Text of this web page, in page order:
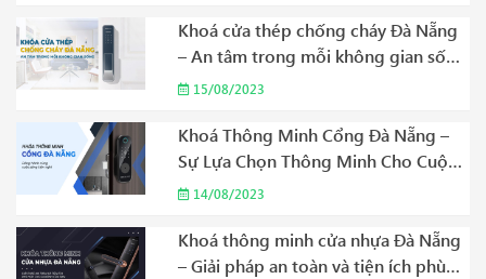
Khoá cửa thép chống cháy Đà Nẵng
– An tâm trong mỗi không gian sống
Năm 2023
15/08/2023
Khoá Thông Minh Cổng Đà Nẵng –
Sự Lựa Chọn Thông Minh Cho Cuộc
Sống Hiện Đại Năm 2023
14/08/2023
Khoá thông minh cửa nhựa Đà Nẵng
– Giải pháp an toàn và tiện ích phù